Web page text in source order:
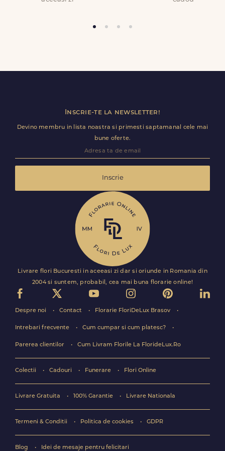
Trimite review
Inscrie-te la newsletter!
Devino membru in lista noastra si primesti saptamanal cele mai
bune oferte.
Inscrie
Livrare flori Bucuresti in aceeasi zi dar si oriunde in Romania din
2004 si suntem, probabil, cea mai buna florarie online!
Despre noi Contact Florarie FloriDeLux Brasov
Intrebari frecvente Cum cumpar si cum platesc?
Parerea clientilor Cum Livram Florile La FlorideLux.Ro
Colectii Cadouri Funerare Flori Online
Livrare Gratuita 100% Garantie Livrare Nationala
Termeni & Conditii Politica de cookies GDPR
Blog Idei de mesaje pentru felicitari